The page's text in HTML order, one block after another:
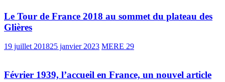
Le Tour de France 2018 au sommet du plateau des
Glières
19 juillet 201825 janvier 2023 MERE 29
Février 1939, l’accueil en France, un nouvel article